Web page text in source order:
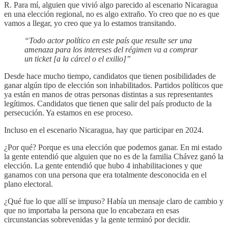
R. Para mí, alguien que vivió algo parecido al escenario Nicaragua
en una elección regional, no es algo extraño. Yo creo que no es que
vamos a llegar, yo creo que ya lo estamos transitando.
“Todo actor político en este país que resulte ser una
amenaza para los intereses del régimen va a comprar
un ticket [a la cárcel o el exilio]”
Desde hace mucho tiempo, candidatos que tienen posibilidades de
ganar algún tipo de elección son inhabilitados. Partidos políticos que
ya están en manos de otras personas distintas a sus representantes
legítimos. Candidatos que tienen que salir del país producto de la
persecución. Ya estamos en ese proceso.
Incluso en el escenario Nicaragua, hay que participar en 2024.
¿Por qué? Porque es una elección que podemos ganar. En mi estado
la gente entendió que alguien que no es de la familia Chávez ganó la
elección. La gente entendió que hubo 4 inhabilitaciones y que
ganamos con una persona que era totalmente desconocida en el
plano electoral.
¿Qué fue lo que allí se impuso? Había un mensaje claro de cambio y
que no importaba la persona que lo encabezara en esas
circunstancias sobrevenidas y la gente terminó por decidir.